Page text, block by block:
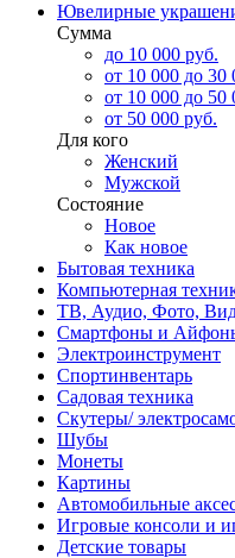
Ювелирные
Сумма
до 10 000 руб.
от 10 000 до 30
от 10 000 до 50
от 50 000 руб.
Для кого
Женский
Мужской
Состояние
Новое
Как новое
Бытовая техника
Компьютерная
ТВ, Аудио, Фото,
Смартфоны и
Электроинструмент
Спортинвентарь
Садовая техника
Скутеры/
Шубы
Монеты
Картины
Автомобильные
Игровые консоли и
Детские товары